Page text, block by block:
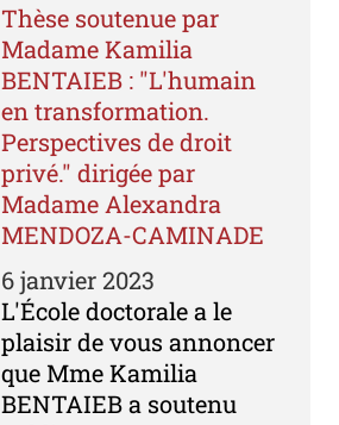
Thèse soutenue par
Madame Kamilia
BENTAIEB : "L'humain
en transformation.
Perspectives de droit
privé." dirigée par
Madame Alexandra
MENDOZA-CAMINADE
6 janvier 2023
L'École doctorale a le
plaisir de vous annoncer
que Mme Kamilia
BENTAIEB a soutenu